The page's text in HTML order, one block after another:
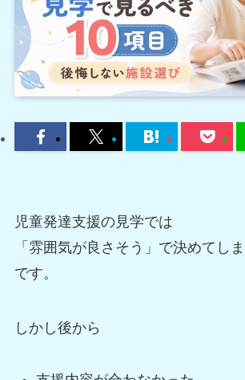
児童発達支援の見学では
「雰囲気が良さそう」で決めてし
です。
しかし後から